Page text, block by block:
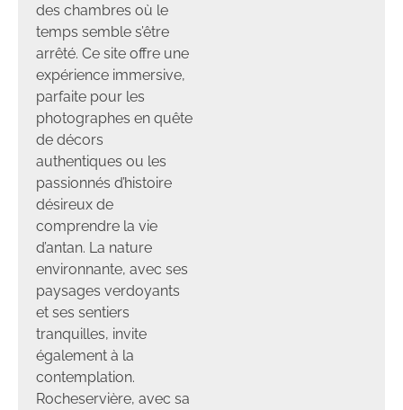
des chambres où le
temps semble s’être
arrêté. Ce site offre une
expérience immersive,
parfaite pour les
photographes en quête
de décors
authentiques ou les
passionnés d’histoire
désireux de
comprendre la vie
d’antan. La nature
environnante, avec ses
paysages verdoyants
et ses sentiers
tranquilles, invite
également à la
contemplation.
Rocheservière, avec sa